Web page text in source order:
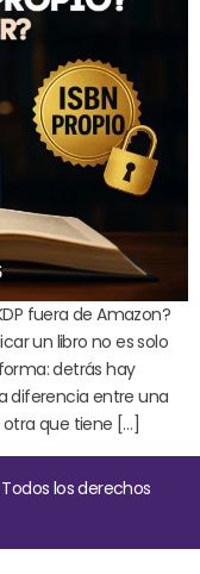
fuera de Amazon?
un libro no es solo
detrás hay
diferencia entre una
otra que tiene […]
los derechos